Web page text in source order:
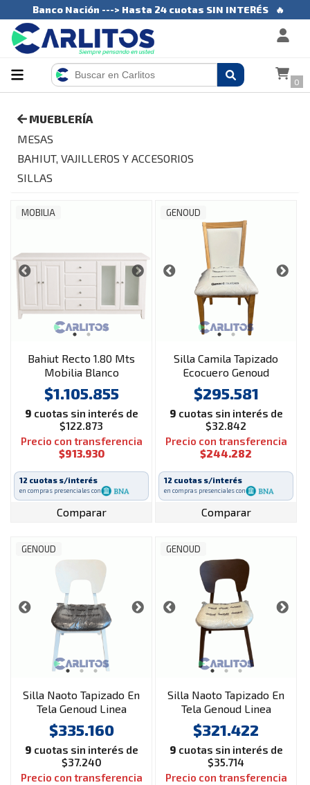
Banco Nación ---> Hasta 24 cuotas SIN INTERÉS 🔥
0
MUEBLERÍA
MESAS
BAHIUT, VAJILLEROS Y ACCESORIOS
SILLAS
MOBILIA
Bahiut Recto 1.80 Mts
Mobilia Blanco
$1.105.855
9 cuotas sin interés de
$122.873
Precio con transferencia
$913.930
12 cuotas s/interés
en compras presenciales con
Comparar
GENOUD
Silla Camila Tapizado
Ecocuero Genoud
Paraíso Roble
$295.581
9 cuotas sin interés de
$32.842
Precio con transferencia
$244.282
12 cuotas s/interés
en compras presenciales con
Comparar
GENOUD
Silla Naoto Tapizado En
Tela Genoud Linea
Vintag Blanco
$335.160
9 cuotas sin interés de
$37.240
Precio con transferencia
GENOUD
Silla Naoto Tapizado En
Tela Genoud Linea
Vintag Nogal
$321.422
9 cuotas sin interés de
$35.714
Precio con transferencia